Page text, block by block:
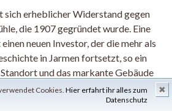
Cookies.Hier erfahrt ihr alles zum
Datenschutz
✖
sich erheblicher Widerstand gegen
die 1907 gegründet wurde. Eine
neuen Investor, der die mehr als
in Jarmen fortsetzt, so ein
und das markante Gebäude